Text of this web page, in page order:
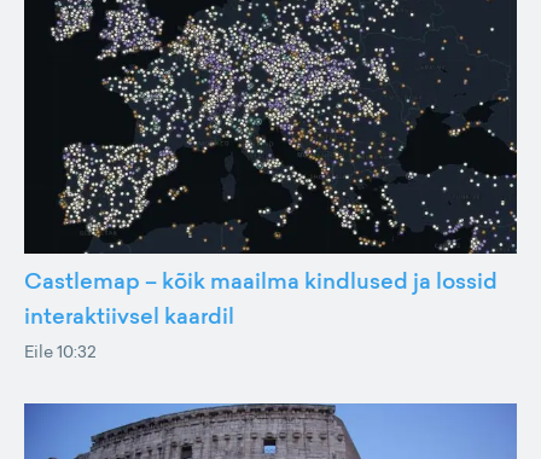
Castlemap – kõik maailma kindlused ja lossid
interaktiivsel kaardil
Eile 10:32